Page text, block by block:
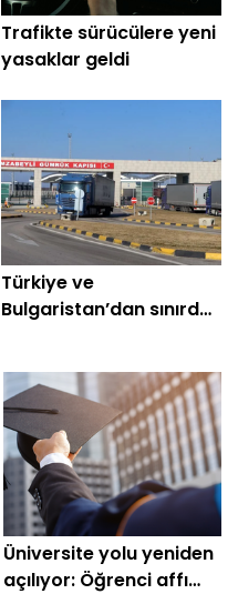
Trafikte sürücülere yeni
yasaklar geldi
Türkiye ve
Bulgaristan’dan sınırda
Üniversite yolu yeniden
açılıyor: Öğrenci affı